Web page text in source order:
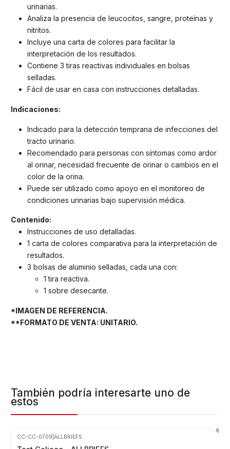
urinarias.
Analiza la presencia de leucocitos, sangre, proteínas y
nitritos.
Incluye una carta de colores para facilitar la
interpretación de los resultados.
Contiene 3 tiras reactivas individuales en bolsas
selladas.
Fácil de usar en casa con instrucciones detalladas.
Indicaciones:
Indicado para la detección temprana de infecciones del
tracto urinario.
Recomendado para personas con síntomas como ardor
al orinar, necesidad frecuente de orinar o cambios en el
color de la orina.
Puede ser utilizado como apoyo en el monitoreo de
condiciones urinarias bajo supervisión médica.
Contenido:
Instrucciones de uso detalladas.
1 carta de colores comparativa para la interpretación de
resultados.
3 bolsas de aluminio selladas, cada una con:
1 tira reactiva.
1 sobre desecante.
*IMAGEN DE REFERENCIA.
**FORMATO DE VENTA: UNITARIO.
También podría interesarte uno de
estos
CC-CC-0709 ALLBRIEFS